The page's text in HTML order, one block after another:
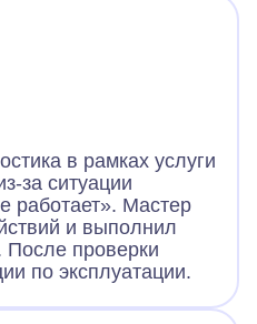
в рамках услуги
за ситуации
работает». Мастер
и выполнил
проверки
по эксплуатации.